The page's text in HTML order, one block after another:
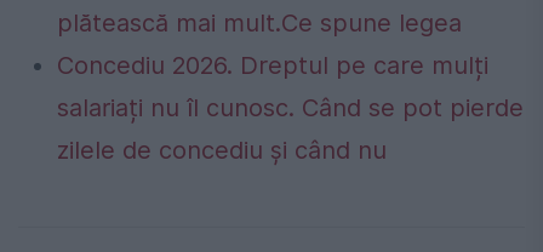
plătească mai mult.Ce spune legea
Concediu 2026. Dreptul pe care mulți
salariați nu îl cunosc. Când se pot pierde
zilele de concediu și când nu